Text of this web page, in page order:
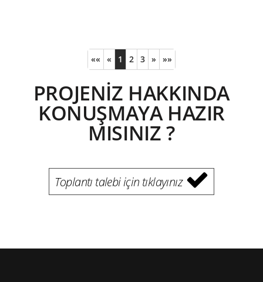
«« « 1 2 3 » »»
PROJENİZ HAKKINDA
KONUŞMAYA HAZIR
MISINIZ ?
Toplantı talebi için tıklayınız